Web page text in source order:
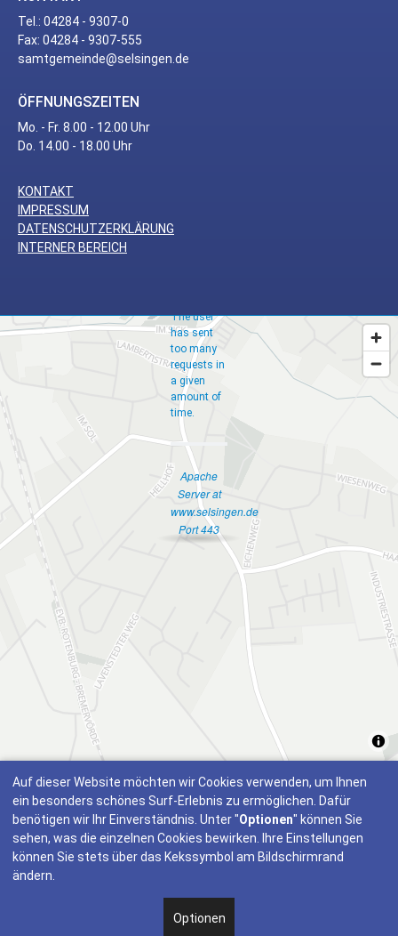
Tel.: 04284 - 9307-0
Fax: 04284 - 9307-555
samtgemeinde@selsingen.de
ÖFFNUNGSZEITEN
Mo. - Fr. 8.00 - 12.00 Uhr
Do. 14.00 - 18.00 Uhr
KONTAKT
IMPRESSUM
DATENSCHUTZERKLÄRUNG
INTERNER BEREICH
Many
The user
has sent
too many
requests in
a given
amount of
time.
Apache
Server at
www.selsingen.de
Port 443
Auf dieser Website möchten wir Cookies verwenden, um Ihnen
ein besonders schönes Surf-Erlebnis zu ermöglichen. Dafür
benötigen wir Ihr Einverständnis. Unter "Optionen" können Sie
sehen, was die einzelnen Cookies bewirken. Ihre Einstellungen
können Sie stets über das Kekssymbol am Bildschirmrand
ändern.
Optionen